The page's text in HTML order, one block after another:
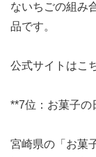
ないちごの組み
品です。
公式サイトはこ
**7位：お菓子の
宮崎県の「お菓